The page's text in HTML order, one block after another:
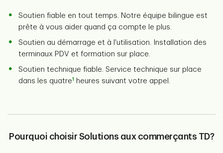
Soutien fiable en tout temps. Notre équipe bilingue est
prête à vous aider quand ça compte le plus.
Soutien au démarrage et à l'utilisation. Installation des
terminaux PDV et formation sur place.
Soutien technique fiable. Service technique sur place
dans les quatre1 heures suivant votre appel.
Pourquoi choisir Solutions aux commerçants TD?